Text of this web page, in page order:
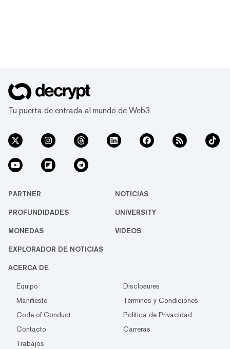
Tu puerta de entrada al mundo de Web3
PARTNER NOTICIAS
PROFUNDIDADES UNIVERSITY
MONEDAS VIDEOS
EXPLORADOR DE NOTICIAS
ACERCA DE
Equipo
Disclosures
Manifiesto
Términos y Condiciones
Code of Conduct
Política de Privacidad
Contacto
Carreras
Trabajos